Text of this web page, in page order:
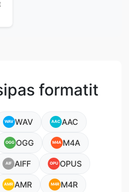
formatit
WAV WAV AAC AAC
OGG OGG M4A M4A
AIF AIFF OPU OPUS
AMR AMR M4R M4R